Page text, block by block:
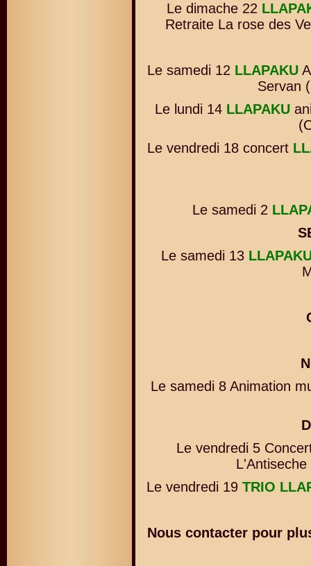
Le dimache 22
Retraite La rose des
Le samedi 12 LLAPAKU
Servan
Le lundi 14 LLAPAKU
Le vendredi 18 concert
Le samedi 2
Le samedi 13
Le samedi 8 Animation
Le vendredi 5
Le vendredi 19 TRIO
Nous contacter pour